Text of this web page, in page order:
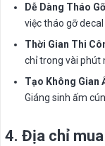
Dễ Dàng Tháo Gỡ
việc tháo gỡ
Thời Gian Thi
chỉ trong vài phút
Tạo Không Gian
Giáng sinh ấm
4. Địa chỉ